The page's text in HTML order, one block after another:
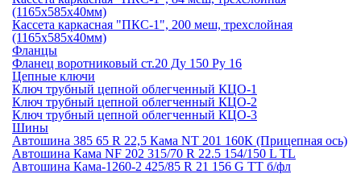
(1165х585х40мм)
Кассета каркасная "ПКС-1", 200 меш, трехслойная
(1165х585х40мм)
Фланцы
Фланец воротниковый ст.20 Ду 150 Ру 16
Цепные ключи
Ключ трубный цепной облегченный КЦО-1
Ключ трубный цепной облегченный КЦО-2
Ключ трубный цепной облегченный КЦО-3
Шины
Автошина 385 65 R 22,5 Кама NT 201 160К (Прицепная ось)
Автошина Кама NF 202 315/70 R 22.5 154/150 L TL
Автошина Кама-1260-2 425/85 R 21 156 G TT б/фл